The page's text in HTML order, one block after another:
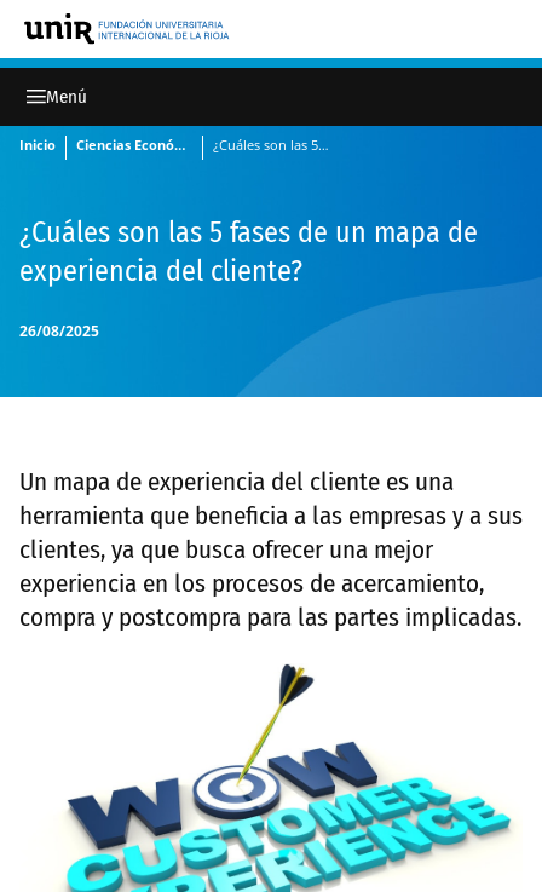
Inicio Ciencias Económicas y Administrativas ¿Cuáles son las 5 fases de un mapa de experiencia del cliente?
26/08/2025
¿Cuáles son las 5 fases de un mapa de
experiencia del cliente?
Un mapa de experiencia del cliente es una
herramienta que beneficia a las empresas y a sus
clientes, ya que busca ofrecer una mejor
experiencia en los procesos de acercamiento,
compra y postcompra para las partes implicadas.